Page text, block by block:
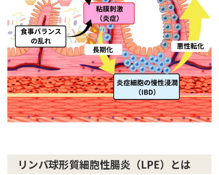
リンパ球形質細胞性腸炎（LPE）とは